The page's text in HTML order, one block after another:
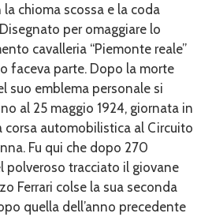
chioma scossa e la coda
per omaggiare lo
cavalleria “Piemonte reale”
faceva parte. Dopo la morte
suo emblema personale si
al 25 maggio 1924, giornata in
corsa automobilistica al Circuito
Fu qui che dopo 270
polveroso tracciato il giovane
Ferrari colse la sua seconda
quella dell’anno precedente